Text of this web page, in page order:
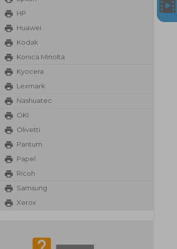
HP
Huawei
Kodak
Konica Minolta
Kyocera
Lexmark
Nashuatec
OKI
Olivetti
Pantum
Papel
Ricoh
Samsung
Xerox